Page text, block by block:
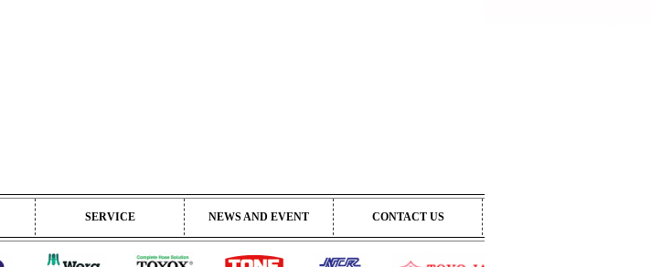
SERVICE NEWS AND EVENT CONTACT US